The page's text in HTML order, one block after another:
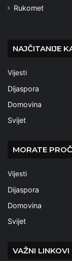
Rukomet
NAJČITANIJE
Vijesti
Dijaspora
Domovina
Svijet
MORATE
Vijesti
Dijaspora
Domovina
Svijet
VAŽNI LINKOVI